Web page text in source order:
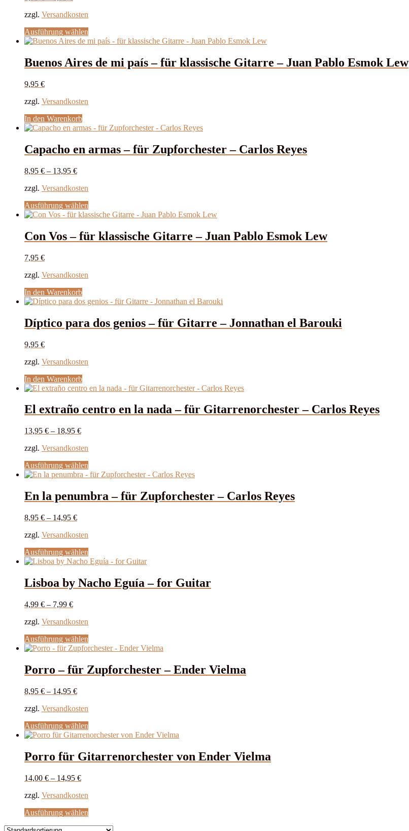
können
auf
der
Produktseite
werden
zzgl. Versandkosten
Ausführung wählen
Produkt
mehrere
Varianten
können
Produktseite
werden
Buenos Aires de mi país – für klassische Gitarre – Juan Pablo Esmok Lew
9,95 €
zzgl. Versandkosten
In den Warenkorb
Capacho en armas – für Zupforchester – Carlos Reyes
8,95 € – 13,95 €
zzgl. Versandkosten
Ausführung wählen
Produkt
mehrere
Varianten
können
Produktseite
werden
Con Vos – für klassische Gitarre – Juan Pablo Esmok Lew
7,95 €
zzgl. Versandkosten
In den Warenkorb
Díptico para dos genios – für Gitarre – Jonnathan el Barouki
9,95 €
zzgl. Versandkosten
In den Warenkorb
El extraño centro en la nada – für Gitarrenorchester – Carlos Reyes
13,95 € – 18,95 €
zzgl. Versandkosten
Ausführung wählen
Produkt
mehrere
Varianten
können
auf
der
Produktseite
werden
En la penumbra – für Zupforchester – Carlos Reyes
8,95 € – 14,95 €
zzgl. Versandkosten
Ausführung wählen
Produkt
mehrere
Varianten
können
auf
der
Produktseite
werden
Lisboa by Nacho Eguía – for Guitar
4,99 € – 7,99 €
zzgl. Versandkosten
Ausführung wählen
Produkt
mehrere
Varianten
können
auf
der
Produktseite
werden
Porro – für Zupforchester – Ender Vielma
8,95 € – 14,95 €
zzgl. Versandkosten
Ausführung wählen
Produkt
mehrere
Varianten
können
auf
der
Produktseite
Porro für Gitarrenorchester von Ender Vielma
14,00 € – 14,95 €
zzgl. Versandkosten
Ausführung wählen